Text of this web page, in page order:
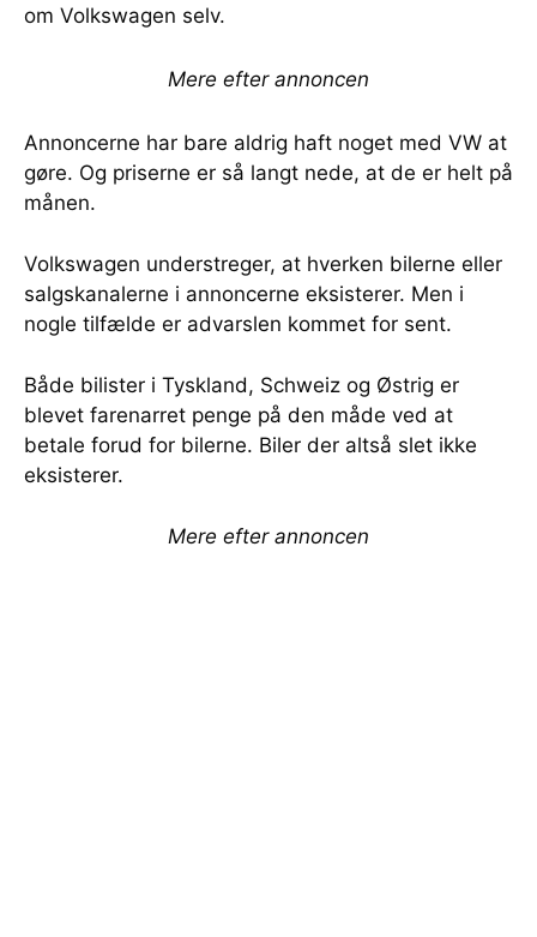
om Volkswagen selv.
Mere efter annoncen
Annoncerne har bare aldrig haft noget med VW at
gøre. Og priserne er så langt nede, at de er helt på
månen.
Volkswagen understreger, at hverken bilerne eller
salgskanalerne i annoncerne eksisterer. Men i
nogle tilfælde er advarslen kommet for sent.
Både bilister i Tyskland, Schweiz og Østrig er
blevet farenarret penge på den måde ved at
betale forud for bilerne. Biler der altså slet ikke
eksisterer.
Mere efter annoncen